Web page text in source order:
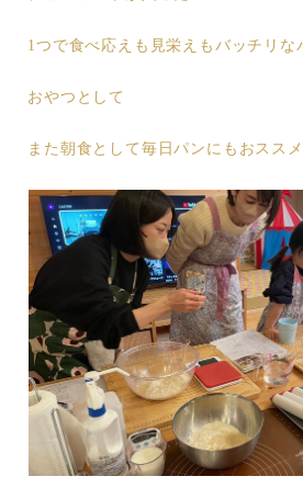
1つで食べ応えも見栄えもバッチリな
おやつとして
また朝食として毎日パンにもおスス